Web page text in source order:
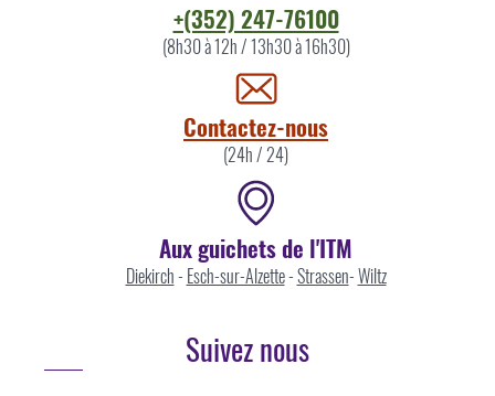
+(352) 247-76100
(8h30 à 12h / 13h30 à 16h30)
Contactez-nous
(24h / 24)
Aux guichets de l'ITM
Diekirch- Esch-sur-Alzette-Strassen-Wiltz
Suivez nous